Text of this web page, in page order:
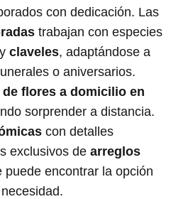
con dedicación. Las
trabajan con especies
y claveles, adaptándose a
o aniversarios.
de flores a domicilio en
sorprender a distancia.
con detalles
exclusivos de arreglos
puede encontrar la opción